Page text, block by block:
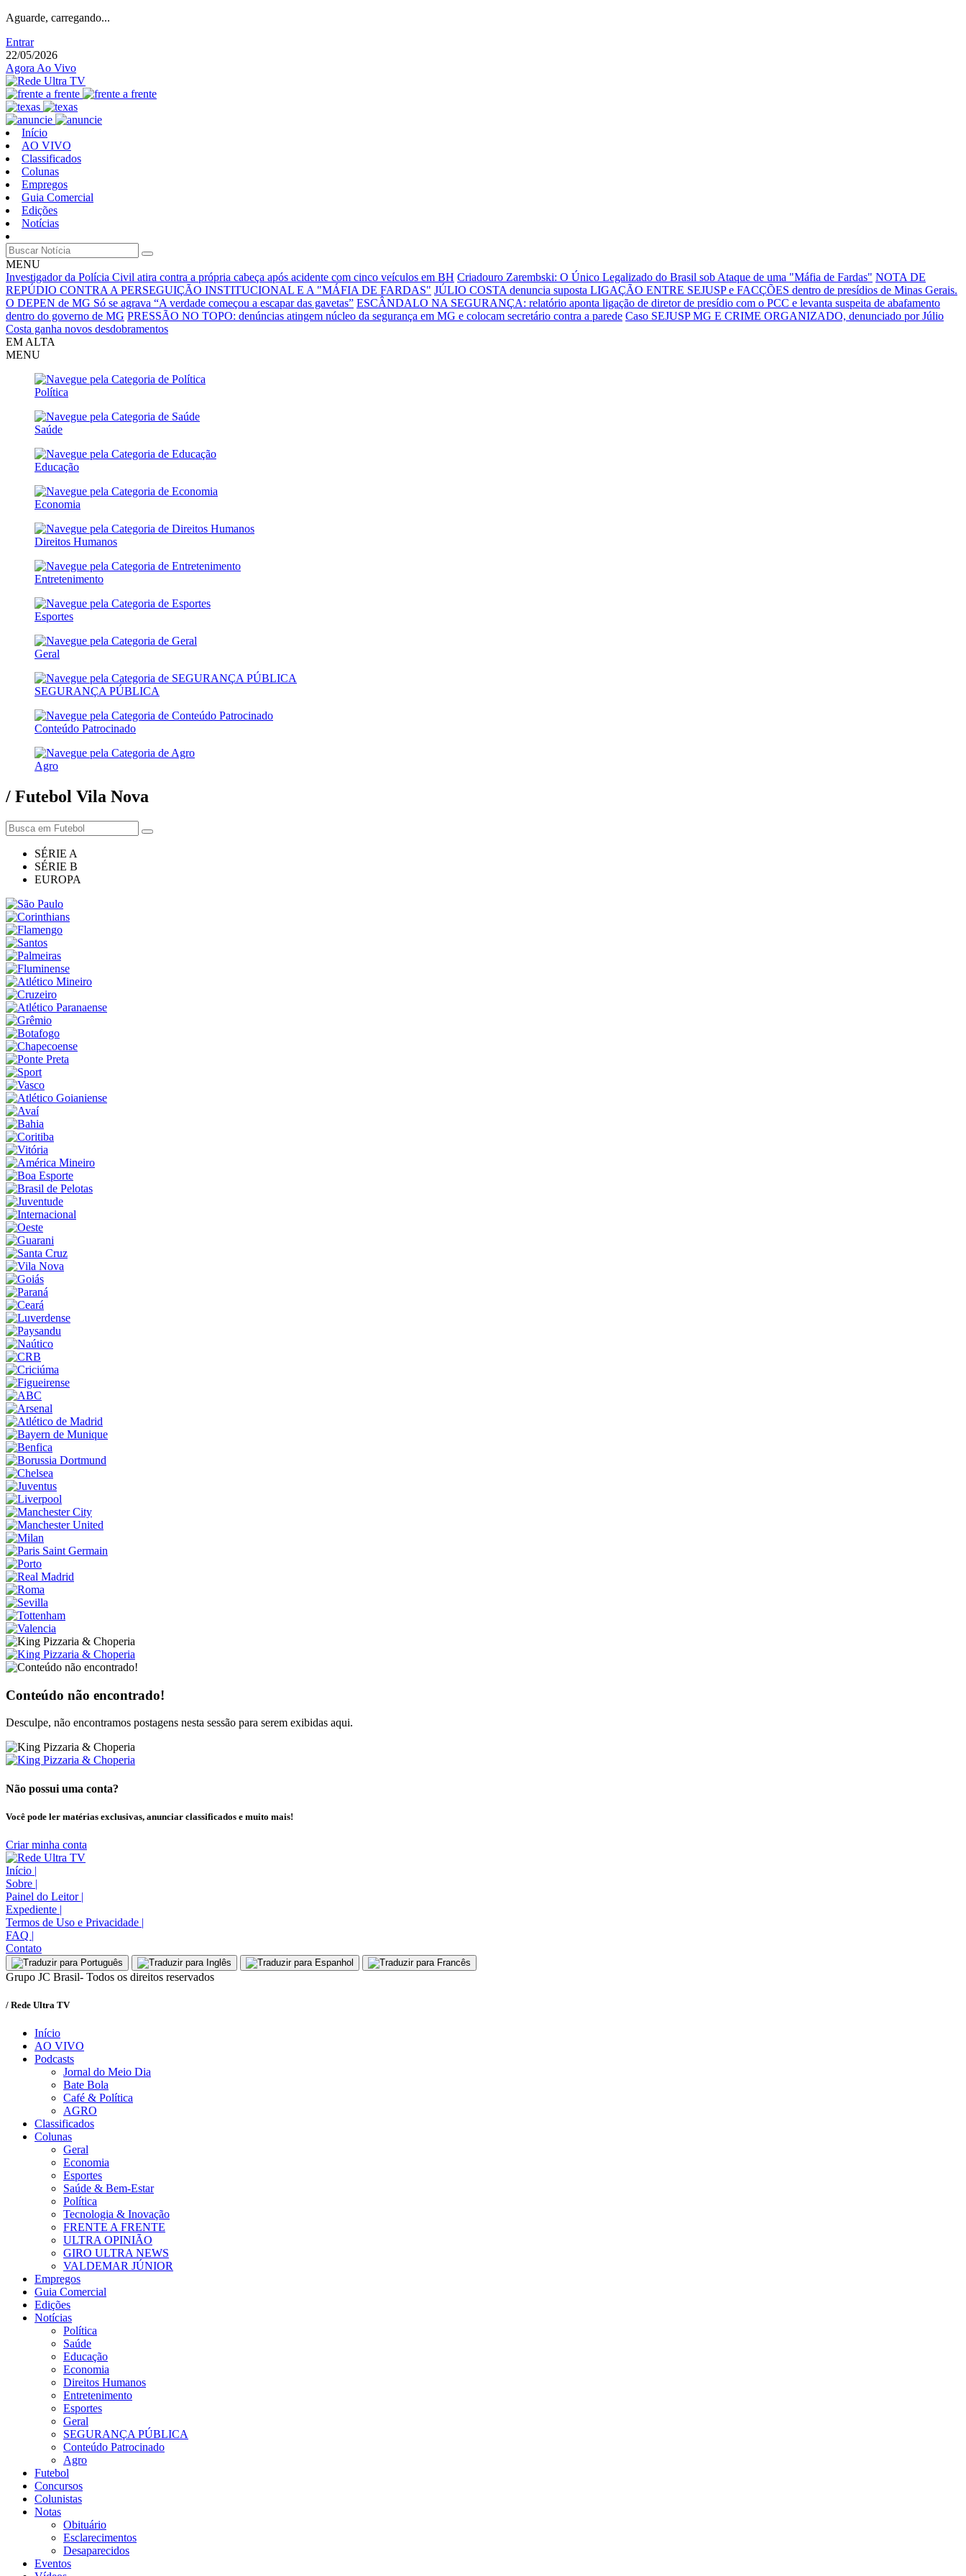
Aguarde, carregando...
Entrar
22/05/2026
Agora Ao Vivo
Início
AO VIVO
Classificados
Colunas
Empregos
Guia Comercial
Edições
Notícias
MENU
Investigador da Polícia Civil atira contra a própria cabeça após acidente com cinco veículos em BH Criadouro Zarembski: O Único Legalizado do Brasil sob Ataque de uma "Máfia de Fardas" NOTA DE
REPÚDIO CONTRA A PERSEGUIÇÃO INSTITUCIONAL E A "MÁFIA DE FARDAS" JÚLIO COSTA denuncia suposta LIGAÇÃO ENTRE SEJUSP e FACÇÕES dentro de presídios de Minas Gerais.
O DEPEN de MG Só se agrava “A verdade começou a escapar das gavetas” ESCÂNDALO NA SEGURANÇA: relatório aponta ligação de diretor de presídio com o PCC e levanta suspeita de abafamento
dentro do governo de MG PRESSÃO NO TOPO: denúncias atingem núcleo da segurança em MG e colocam secretário contra a parede Caso SEJUSP MG E CRIME ORGANIZADO, denunciado por Júlio
Costa ganha novos desdobramentos
EM ALTA
MENU
Política
Saúde
Educação
Economia
Direitos Humanos
Entretenimento
Esportes
Geral
SEGURANÇA PÚBLICA
Conteúdo Patrocinado
Agro
/ Futebol Vila Nova
SÉRIE A
SÉRIE B
EUROPA
Conteúdo não encontrado!
Desculpe, não encontramos postagens nesta sessão para serem exibidas aqui.
Não possui uma conta?
Você pode ler matérias exclusivas, anunciar classificados e muito mais!
Criar minha conta
Início |
Sobre |
Painel do Leitor |
Expediente |
Termos de Uso e Privacidade |
FAQ |
Contato
Grupo JC Brasil- Todos os direitos reservados
/ Rede Ultra TV
Início
AO VIVO
Podcasts
Jornal do Meio Dia
Bate Bola
Café & Política
AGRO
Classificados
Colunas
Geral
Economia
Esportes
Saúde & Bem-Estar
Política
Tecnologia & Inovação
FRENTE A FRENTE
ULTRA OPINIÃO
GIRO ULTRA NEWS
VALDEMAR JÚNIOR
Empregos
Guia Comercial
Edições
Notícias
Política
Saúde
Educação
Economia
Direitos Humanos
Entretenimento
Esportes
Geral
SEGURANÇA PÚBLICA
Conteúdo Patrocinado
Agro
Futebol
Concursos
Colunistas
Notas
Obituário
Esclarecimentos
Desaparecidos
Eventos